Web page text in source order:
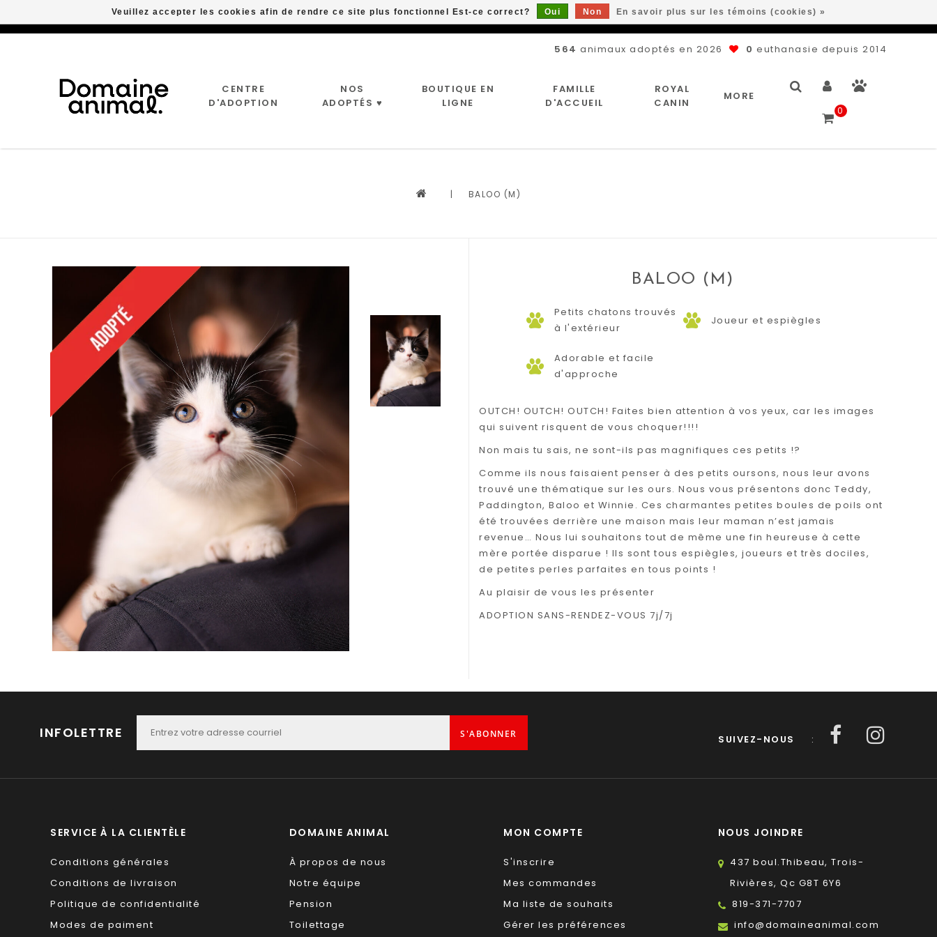
564 animaux adoptés en 2026 0 euthanasie depuis 2014
CENTRE
D'ADOPTION
NOS
ADOPTÉS ♥
BOUTIQUE EN
LIGNE
FAMILLE
D'ACCUEIL
ROYAL
CANIN
MORE
0
| BALOO (M)
BALOO (M)
Petits chatons trouvés
à l'extérieur
Joueur et espiègles
Adorable et facile
d'approche
OUTCH! OUTCH! OUTCH! Faites bien attention à vos yeux, car les images
qui suivent risquent de vous choquer!!!!
Non mais tu sais, ne sont-ils pas magnifiques ces petits !?
Comme ils nous faisaient penser à des petits oursons, nous leur avons
trouvé une thématique sur les ours. Nous vous présentons donc Teddy,
Paddington, Baloo et Winnie. Ces charmantes petites boules de poils ont
été trouvées derrière une maison mais leur maman n’est jamais
revenue… Nous lui souhaitons tout de même une fin heureuse à cette
mère portée disparue ! Ils sont tous espiègles, joueurs et très dociles,
de petites perles parfaites en tous points !
Au plaisir de vous les présenter
ADOPTION SANS-RENDEZ-VOUS 7j/7j
INFOLETTRE S'ABONNER SUIVEZ-NOUS :
SERVICE À LA CLIENTÈLE
Conditions générales
Conditions de livraison
Politique de confidentialité
Modes de paiment
DOMAINE ANIMAL
À propos de nous
Notre équipe
Pension
Toilettage
MON COMPTE
S'inscrire
Mes commandes
Ma liste de souhaits
Gérer les préférences
NOUS JOINDRE
437 boul.Thibeau, Trois-
Rivières, Qc G8T 6Y6
819-371-7707
info@domaineanimal.com
Veuillez accepter les cookies afin de rendre ce site plus fonctionnel Est-ce correct? Oui Non En savoir plus sur les témoins (cookies) »
Livraison gratuite à partir de 89$*